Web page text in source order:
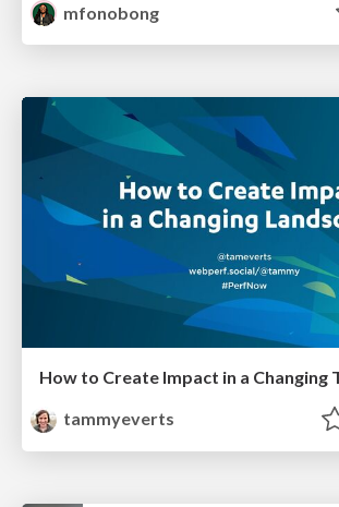
mfonobong
tammyeverts